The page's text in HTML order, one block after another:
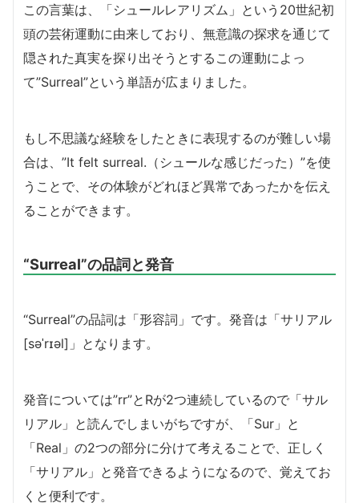
この言葉は、「シュールレアリズム」という20世紀初
頭の芸術運動に由来しており、無意識の探求を通じて
隠された真実を探り出そうとするこの運動によっ
て”Surreal”という単語が広まりました。
もし不思議な経験をしたときに表現するのが難しい場
合は、”It felt surreal.（シュールな感じだった）”を使
うことで、その体験がどれほど異常であったかを伝え
ることができます。
“Surreal”の品詞と発音
“Surreal”の品詞は「形容詞」です。発音は「サリアル
[səˈrɪəl]」となります。
発音については”rr”とRが2つ連続しているので「サル
リアル」と読んでしまいがちですが、「Sur」と
「Real」の2つの部分に分けて考えることで、正しく
「サリアル」と発音できるようになるので、覚えてお
くと便利です。